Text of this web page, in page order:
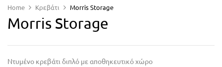
Home Κρεβάτι Morris Storage
Morris Storage
Ντυμένο κρεβάτι διπλό με αποθηκευτικό χώρο